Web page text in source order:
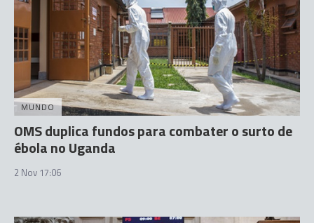
MUNDO
OMS duplica fundos para combater o surto de
ébola no Uganda
2 Nov 17:06